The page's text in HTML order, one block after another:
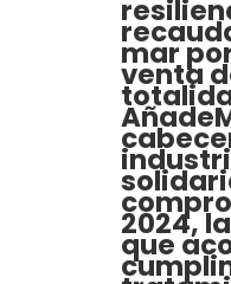
mar
venta
2024,
que